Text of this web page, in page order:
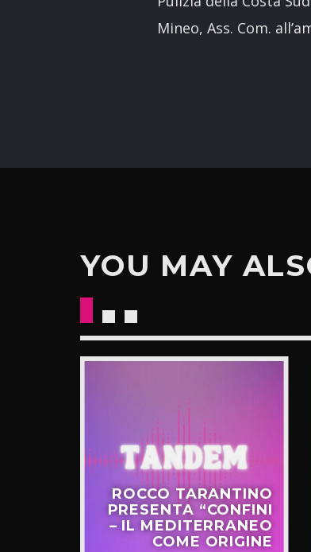
Mineo, Ass. Com.
YOU MAY
ROCCO TARANTINO
PRESENTA “CONFINI
– IL MEDITERRANEO
COME ORIGINE